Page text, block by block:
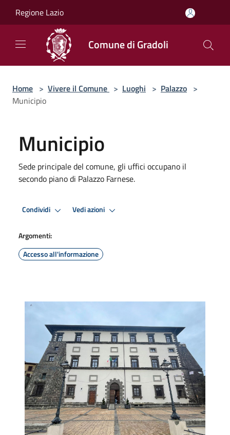
Regione Lazio
Comune di Gradoli
Home > Vivere il Comune > Luoghi > Palazzo >
Municipio
Municipio
Sede principale del comune, gli uffici occupano il
secondo piano di Palazzo Farnese.
Condividi Vedi azioni
Argomenti:
Accesso all'informazione